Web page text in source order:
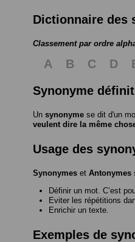
Dictionnaire des
Classement par ordre
A B C D
Synonyme
Un synonyme se dit d'un
veulent dire la même
Usage des
Synonymes et Antonymes
Définir un mot. C’est
Eviter les répétitions
Enrichir un texte.
Exemples de